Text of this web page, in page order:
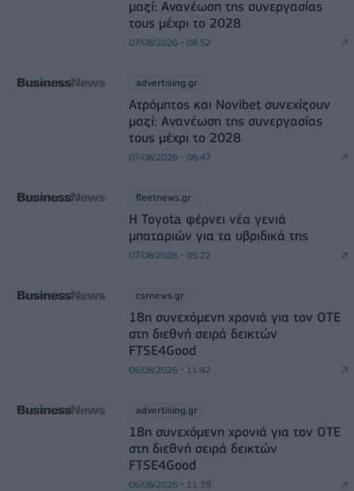
μαζί: Ανανέωση της συνεργασίας
τους μέχρι το 2028
07/08/2026 - 08:52
advertising.gr
Ατρόμητος και Novibet συνεχίζουν
μαζί: Ανανέωση της συνεργασίας
τους μέχρι το 2028
07/08/2026 - 08:47
fleetnews.gr
Η Toyota φέρνει νέα γενιά
μπαταριών για τα υβριδικά της
07/08/2026 - 05:22
csrnews.gr
18η συνεχόμενη χρονιά για τον ΟΤΕ
στη διεθνή σειρά δεικτών
FTSE4Good
06/08/2026 - 11:42
advertising.gr
18η συνεχόμενη χρονιά για τον ΟΤΕ
στη διεθνή σειρά δεικτών
FTSE4Good
06/08/2026 - 11:39